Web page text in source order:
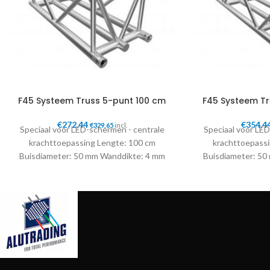
F45 Systeem Truss 5-punt 100 cm
€272,44 €329,65incl.
Speciaal voor LED-schermen - centrale
krachttoepassing Lengte: 100 cm
Buisdiameter: 50 mm Wanddikte: 4 mm
F45 Systeem
€
Speciaal voor
Buisdiameter: 50